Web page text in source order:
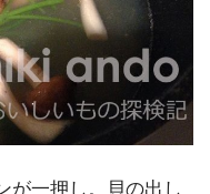
が一押し。貝の出し